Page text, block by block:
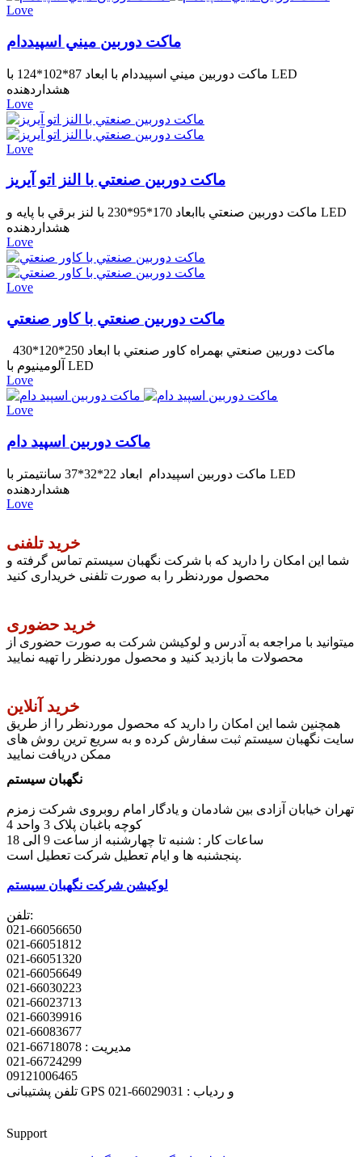
Love
ماكت دوربين ميني اسپيددام
ماكت دوربين ميني اسپيددام با ابعاد 87*102*124 با LED
هشداردهنده
Love
Love
ماكت دوربين صنعتي با النز اتو آیریز
ماكت دوربين صنعتي باابعاد 170*95*230 با لنز برقي با پايه و LED
هشداردهنده
Love
Love
ماكت دوربين صنعتي با كاور صنعتي
آلومینیوم با LED
Love
Love
ماکت دوربین اسپید دام
ماكت دوربين اسپيددام ابعاد 22*32*37 سانتيمتر با LED
هشداردهنده
Love
خرید تلفنی
شما این امکان را دارید که با شرکت نگهبان سیستم تماس گرفته و
محصول موردنظر را به صورت تلفنی خریداری کنید
خرید حضوری
میتوانید با مراجعه به آدرس و لوکیشن شرکت به صورت حضوری از
محصولات ما بازدید کنید و محصول موردنظر را تهیه نمایید
خرید آنلاین
همچنین شما این امکان را دارید که محصول موردنظر را از طریق
سایت نگهبان سیستم ثبت سفارش کرده و به سریع ترین روش های
ممکن دریافت نمایید
نگهبان سیستم
تهران خیابان آزادی بین شادمان و یادگار امام روبروی شرکت زمزم
کوچه باغبان پلاک 3 واحد 4
پنجشنبه ها و ایام تعطیل شرکت تعطیل است.
لوکیشن شرکت نگهبان سیستم
تلفن:
021-66056650
021-66051812
021-66051320
021-66056649
021-66030223
021-66023713
021-66039916
021-66083677
مدیریت : 66718078-021
021-66724299
09121006465
تلفن پشتیبانی GPS و ردیاب : 66029031-021
Support